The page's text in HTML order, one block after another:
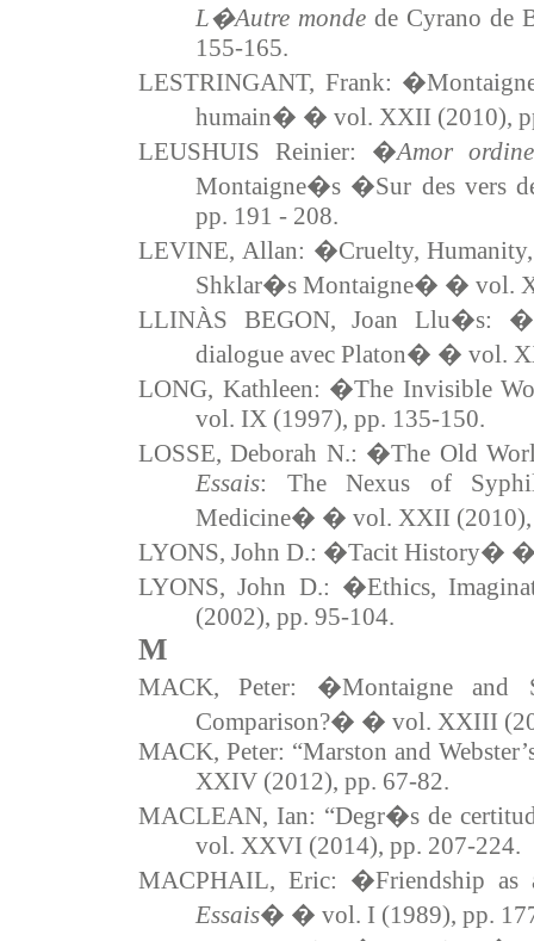
L�Autre monde de Cyrano
155-165.
LESTRINGANT, Frank:
humain� � vol. XXII (2010),
LEUSHUIS Reinier: �Amor
Montaigne�s �Sur des
pp. 191 - 208.
LEVINE, Allan: �Cruelty,
Shklar�s Montaigne� � vol.
LLINÀS BEGON, Joan Llu�s:
dialogue avec Platon� � vol.
LONG, Kathleen: �The Invisible
vol. IX (1997), pp. 135-150.
LOSSE, Deborah N.: �The Old
Essais: The Nexus of
Medicine� � vol. XXII (2010),
LYONS, John D.: �Tacit History�
LYONS, John D.: �Ethics,
(2002), pp. 95-104.
M
MACK, Peter: �Montaigne and
Comparison?� � vol. XXIII
MACK, Peter: “Marston and
XXIV (2012), pp. 67-82.
MACLEAN, Ian: “Degr�s de
vol. XXVI (2014), pp. 207-224.
MACPHAIL, Eric: �Friendship
Essais� � vol. I (1989), pp.